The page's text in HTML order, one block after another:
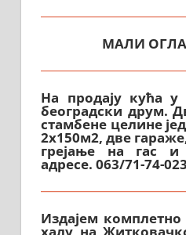
МАЛИ
На продају кућа у
београдски друм.
стамбене целине
2х150м2, две
грејање на гас
адресе. 063/71-74-
Издајем
халу на
плацу површине